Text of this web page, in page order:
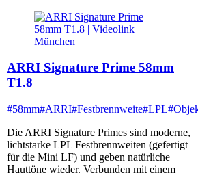
ARRI Signature Prime 58mm
T1.8
#58mm#ARRI#Festbrennweite#LPL
Die ARRI Signature Primes sind moderne,
lichtstarke LPL Festbrennweiten (gefertigt
für die Mini LF) und geben natürliche
Hauttöne wieder. Verbunden mit einem